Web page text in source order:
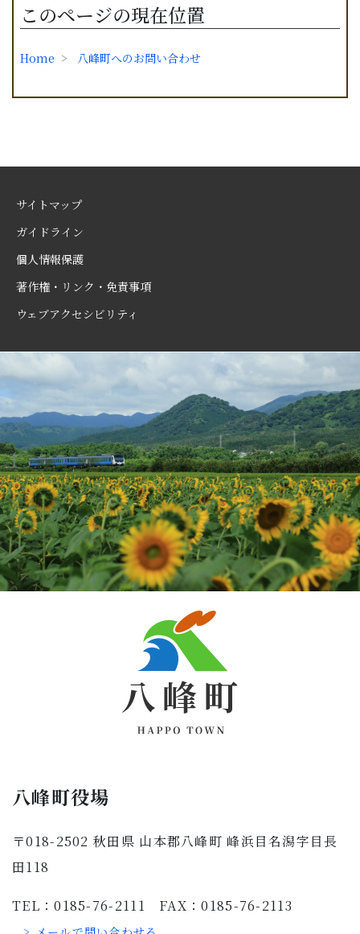
このページの現在位置
Home 八峰町へのお問い合わせ
サイトマップ
ガイドライン
個人情報保護
著作権・リンク・免責事項
ウェブアクセシビリティ
八峰町役場
〒018-2502 秋田県 山本郡八峰町 峰浜目名潟字目長
田118
TEL：0185-76-2111 FAX：0185-76-2113